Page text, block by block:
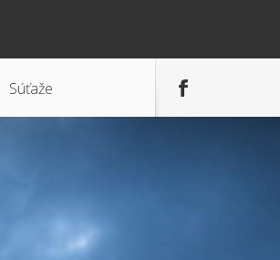
Súťaže